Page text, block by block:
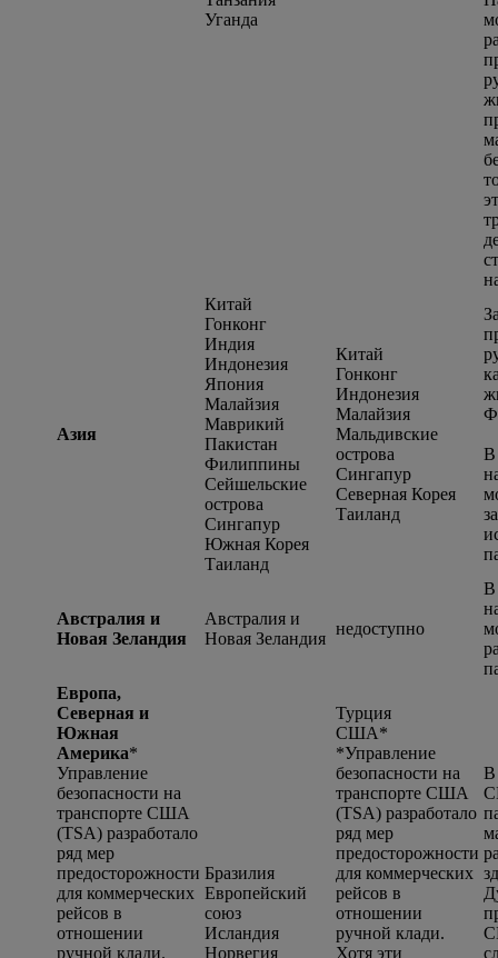
Уганда
Азия
Китай
Гонконг
Индия
Индонезия
Япония
Малайзия
Маврикий
Пакистан
Филиппины
Сейшельские
острова
Сингапур
Южная Корея
Таиланд
Китай
Гонконг
Индонезия
Малайзия
Мальдивские
острова
Сингапур
Северная Корея
Таиланд
В
Австралия и
Новая Зеландия
Австралия и
Новая Зеландия
недоступно
В
Европа,
Северная и
Южная
Америка*
Управление
безопасности на
транспорте США
(TSA) разработало
ряд мер
предосторожности
для коммерческих
рейсов в
отношении
ручной клади.
Бразилия
Европейский
союз
Исландия
Норвегия
Турция
США*
*Управление
безопасности на
транспорте США
(TSA) разработало
ряд мер
предосторожности
для коммерческих
рейсов в
отношении
ручной клади.
Хотя эти
В